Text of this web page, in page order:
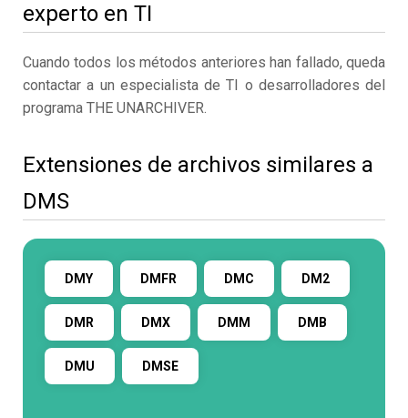
experto en TI
Cuando todos los métodos anteriores han fallado, queda
contactar a un especialista de TI o desarrolladores del
programa THE UNARCHIVER.
Extensiones de archivos similares a
DMS
DMY DMFR DMC DM2
DMR DMX DMM DMB
DMU DMSE